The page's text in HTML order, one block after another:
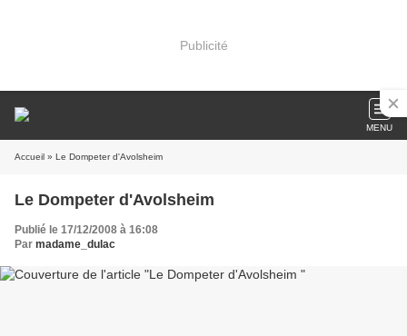
Publicité
MENU
Accueil » Le Dompeter d'Avolsheim
Le Dompeter d'Avolsheim
Publié le 17/12/2008 à 16:08
Par madame_dulac